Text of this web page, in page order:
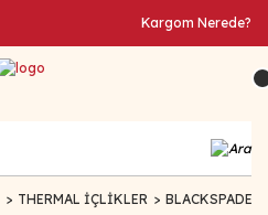
Kargom Nerede?
THERMAL İÇLİKLER BLACKSPADE